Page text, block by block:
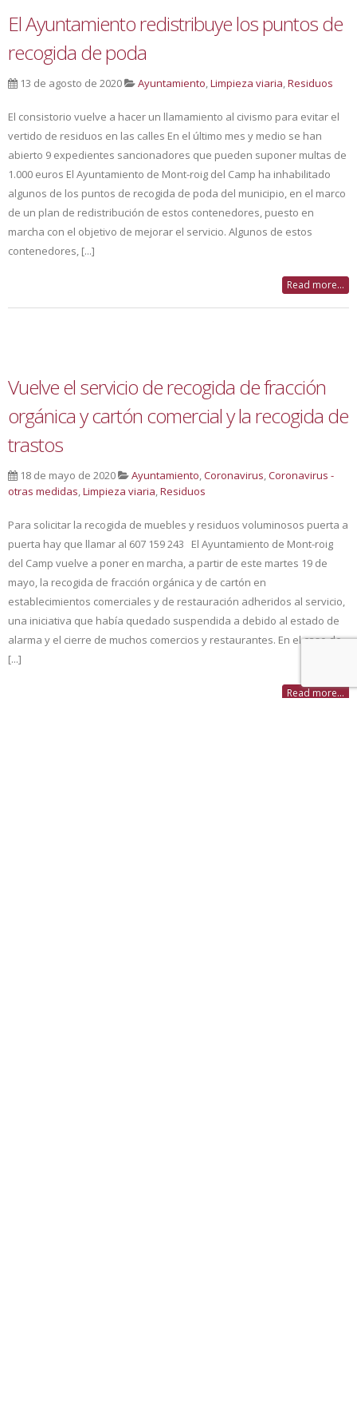
El Ayuntamiento redistribuye los puntos de
recogida de poda
13 de agosto de 2020 Ayuntamiento,Limpieza viaria,Residuos
El consistorio vuelve a hacer un llamamiento al civismo para evitar el
vertido de residuos en las calles En el último mes y medio se han
abierto 9 expedientes sancionadores que pueden suponer multas de
1.000 euros El Ayuntamiento de Mont-roig del Camp ha inhabilitado
algunos de los puntos de recogida de poda del municipio, en el marco
de un plan de redistribución de estos contenedores, puesto en
marcha con el objetivo de mejorar el servicio. Algunos de estos
contenedores, [...]
Read more...
Vuelve el servicio de recogida de fracción
orgánica y cartón comercial y la recogida de
trastos
18 de mayo de 2020 Ayuntamiento,Coronavirus,Coronavirus -
otras medidas,Limpieza viaria,Residuos
Para solicitar la recogida de muebles y residuos voluminosos puerta a
puerta hay que llamar al 607 159 243 El Ayuntamiento de Mont-roig
del Camp vuelve a poner en marcha, a partir de este martes 19 de
mayo, la recogida de fracción orgánica y de cartón en
establecimientos comerciales y de restauración adheridos al servicio,
una iniciativa que había quedado suspendida a debido al estado de
alarma y el cierre de muchos comercios y restaurantes. En el caso de
[...]
Read more...